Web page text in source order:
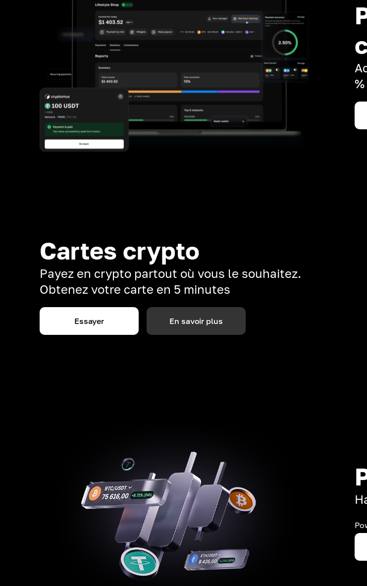
%
Cartes crypto
Payez en crypto partout où vous le souhaitez.
Obtenez votre carte en 5 minutes
Essayer En savoir plus